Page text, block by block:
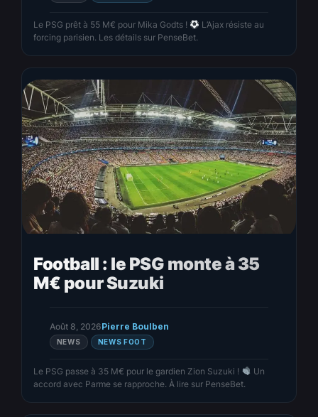
Le PSG prêt à 55 M€ pour Mika Godts !
L’Ajax résiste au
forcing parisien. Les détails sur PenseBet.
Football : le PSG monte à 35
M€ pour Suzuki
Août 8, 2026Pierre Boulben
NEWS NEWS FOOT
Le PSG passe à 35 M€ pour le gardien Zion Suzuki !
Un
accord avec Parme se rapproche. À lire sur PenseBet.